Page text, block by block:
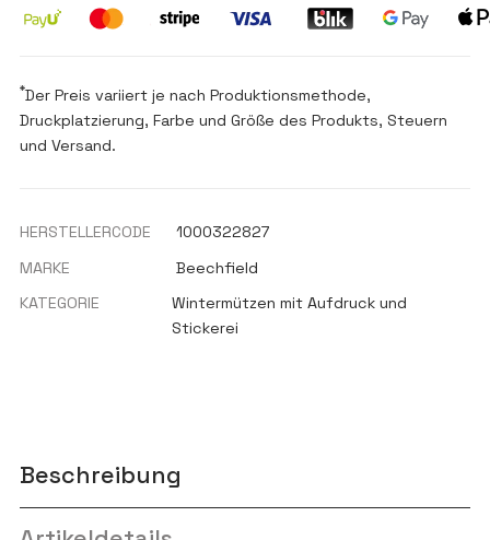
*Der Preis variiert je nach Produktionsmethode,
Druckplatzierung, Farbe und Größe des Produkts, Steuern
und Versand.
HERSTELLERCODE
1000322827
MARKE
Beechfield
KATEGORIE
Wintermützen mit Aufdruck und
Stickerei
Beschreibung